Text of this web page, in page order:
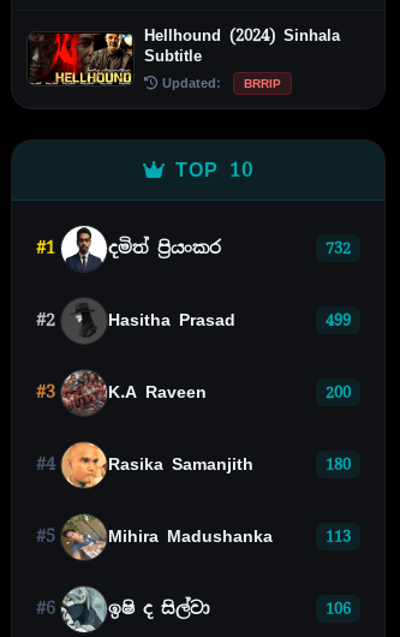
Hellhound (2024) Sinhala
Subtitle
Updated: BRRIP
TOP 10
#1 දමිත් ප්‍රියංකර 732
#2 Hasitha Prasad 499
#3 K.A Raveen 200
#4 Rasika Samanjith 180
#5 Mihira Madushanka 113
#6 ඉෂි ද සිල්වා 106